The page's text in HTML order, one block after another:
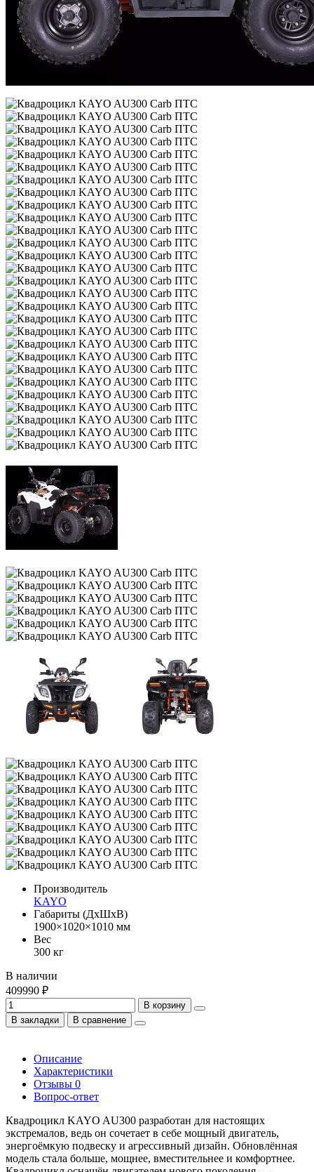
Производитель
KAYO
Габариты (ДхШхВ)
1900×1020×1010 мм
Вес
300 кг
В наличии
409990 ₽
В корзину
В закладки
В сравнение
Описание
Характеристики
Отзывы 0
Вопрос-ответ
Квадроцикл KAYO AU300 разработан для настоящих
экстремалов, ведь он сочетает в себе мощный двигатель,
энергоёмкую подвеску и агрессивный дизайн. Обновлённая
модель стала больше, мощнее, вместительнее и комфортнее.